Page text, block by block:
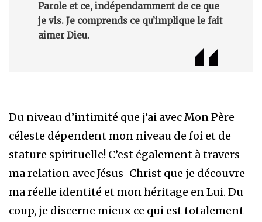
Parole et ce, indépendamment de ce que
je vis. Je comprends ce qu’implique le fait
aimer Dieu.
Du niveau d’intimité que j’ai avec Mon Père
céleste dépendent mon niveau de foi et de
stature spirituelle! C’est également à travers
ma relation avec Jésus-Christ que je découvre
ma réelle identité et mon héritage en Lui. Du
coup, je discerne mieux ce qui est totalement